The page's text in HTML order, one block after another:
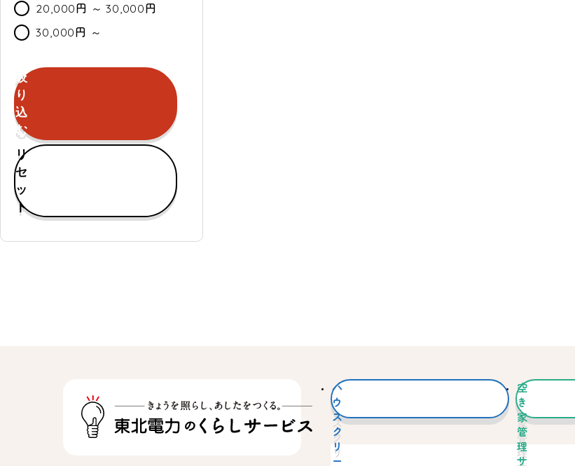
20,000円 ～ 30,000円
30,000円 ～
カ
ラ
ー
通
常・
定
期
表
セ
ー
ル
セールのみ対象
絞
り
込
む
リ
セ
ッ
ト
ハ
ウ
ス
ク
リ
ー
空
き
家
管
理
サ